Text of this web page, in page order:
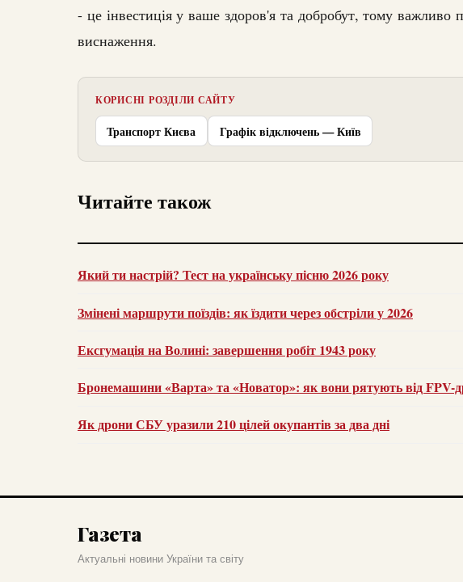
- це інвестиція у ваше здоров'я та добробут, тому важливо
виснаження.
КОРИСНІ РОЗДІЛИ САЙТУ
Транспорт Києва Графік відключень — Київ
Читайте також
Який ти настрій? Тест на українську пісню 2026 року
Змінені маршрути поїздів: як їздити через обстріли у 2026
Ексгумація на Волині: завершення робіт 1943 року
Бронемашини «Варта» та «Новатор»: як вони рятують від FPV-
Як дрони СБУ уразили 210 цілей окупантів за два дні
Газета
Актуальні новини України та світу